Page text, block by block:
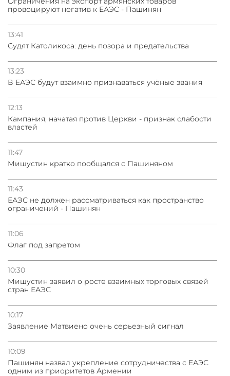
провоцируют негатив к ЕАЭС - Пашинян
13:41
Судят Католикоса: день позора и предательства
13:23
В ЕАЭС будут взаимно признаваться учёные звания
12:13
Кампания, начатая против Церкви - признак слабости
властей
11:47
Мишустин кратко пообщался с Пашиняном
11:43
ЕАЭС не должен рассматриваться как пространство
ограничений - Пашинян
11:06
Флаг под запретом
10:30
Мишустин заявил о росте взаимных торговых связей
стран ЕАЭС
10:17
Заявление Матвиено очень серьезный сигнал
10:09
Пашинян назвал укрепление сотрудничества с ЕАЭС
одним из приоритетов Армении